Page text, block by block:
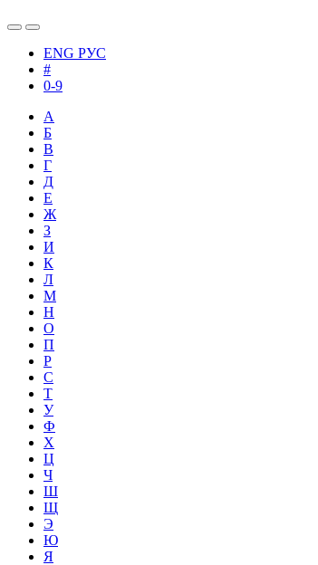
ENG РУС
#
0-9
А
Б
В
Г
Д
Е
Ж
З
И
К
Л
М
Н
О
П
Р
С
Т
У
Ф
Х
Ц
Ч
Ш
Щ
Э
Ю
Я